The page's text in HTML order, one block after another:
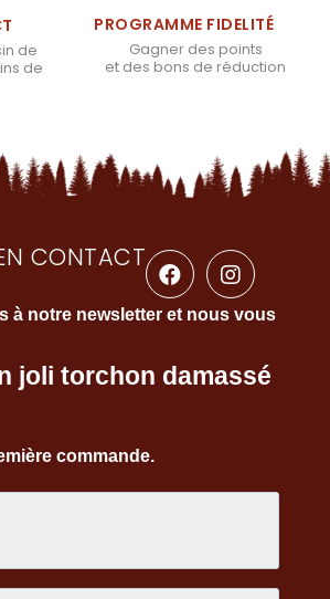
de
de
PROGRAMME FIDELITÉ
Gagner des points
et des bons de réduction
CONTACT
à notre newsletter et nous vous
joli torchon damassé
commande.